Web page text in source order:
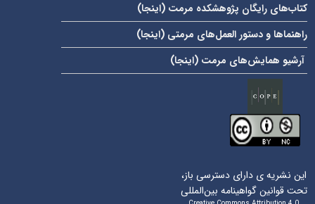
کتاب‌های رایگان پژوهشکده مرمت ( اینجا)
راهنماها و دستور العمل‌های مرمتی ( اینجا)
آرشیو همایش‌های مرمت ( اینجا)
این نشریه ی دارای دسترسی باز،
تحت قوانین گواهینامه بین‌المللی